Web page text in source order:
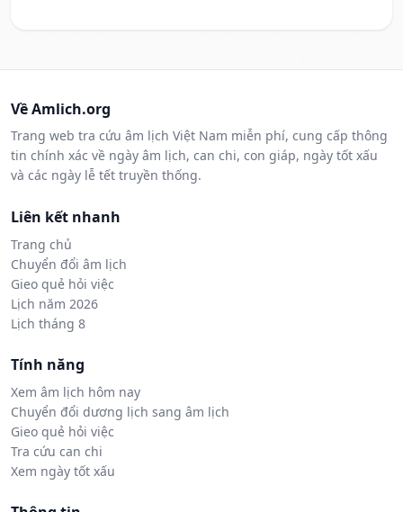
Về Amlich.org
Trang web tra cứu âm lịch Việt Nam miễn phí, cung cấp thông
tin chính xác về ngày âm lịch, can chi, con giáp, ngày tốt xấu
và các ngày lễ tết truyền thống.
Liên kết nhanh
Trang chủ
Chuyển đổi âm lịch
Gieo quẻ hỏi việc
Lịch năm 2026
Lịch tháng 8
Tính năng
Xem âm lịch hôm nay
Chuyển đổi dương lịch sang âm lịch
Gieo quẻ hỏi việc
Tra cứu can chi
Xem ngày tốt xấu